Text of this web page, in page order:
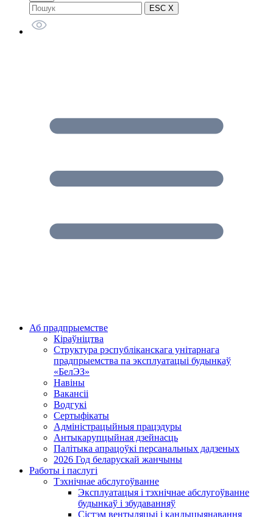
ESC X
Аб прадпрыемстве
Кіраўніцтва
Структура рэспубліканскага унітарнага
прадпрыемства па эксплуатацыі будынкаў
«БелЭЗ»
Навіны
Вакансіі
Водгукі
Сертыфікаты
Адміністрацыйныя працэдуры
Антыкарупцыйная дзейнасць
Палітыка апрацоўкі персанальных дадзеных
2026 Год беларускай жанчыны
Работы і паслугі
Тэхнічнае абслугоўванне
Эксплуатацыя і тэхнічнае абслугоўванне
будынкаў і збудаванняў
Сістэм вентыляцыі і кандыцыянавання